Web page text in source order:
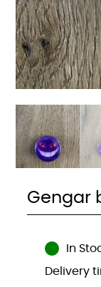
Gengar
In
Delivery